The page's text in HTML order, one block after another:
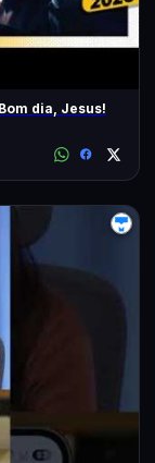
dia, Jesus!